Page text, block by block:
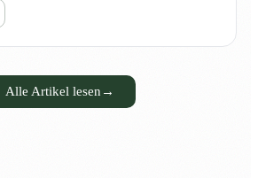
Alle Artikel lesen →